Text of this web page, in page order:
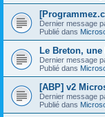
Dernier message
Publié dans
Le Breton,
Dernier message
Publié dans
[ABP] v2
Dernier message
Publié dans